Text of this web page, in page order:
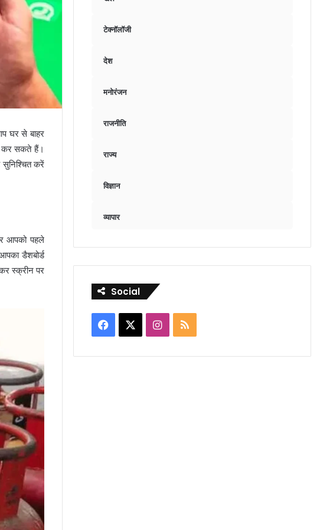
घर से बाहर
कर सकते हैं।
करें
आपको पहले
डैशबोर्ड
स्क्रीन पर
टेक्नॉलॉजी
देश
मनोरंजन
राजनीति
राज्य
विज्ञान
व्यापार
Social
Facebook Instagram
RSS